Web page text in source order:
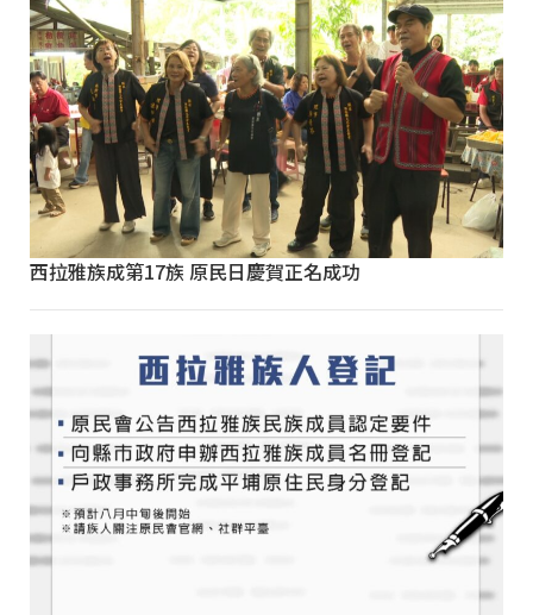
西拉雅族成第17族 原民日慶賀正名成功